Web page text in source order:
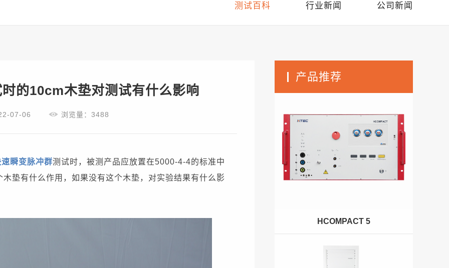
测试百科 行业新闻 公司新闻
的10cm木垫对测试有什么影响
07-06 浏览量：3488
瞬变脉冲群测试时，被测产品应放置在5000-4-4的标准中
垫有什么作用，如果没有这个木垫，对实验结果有什么影
产品推荐
HCOMPACT 5